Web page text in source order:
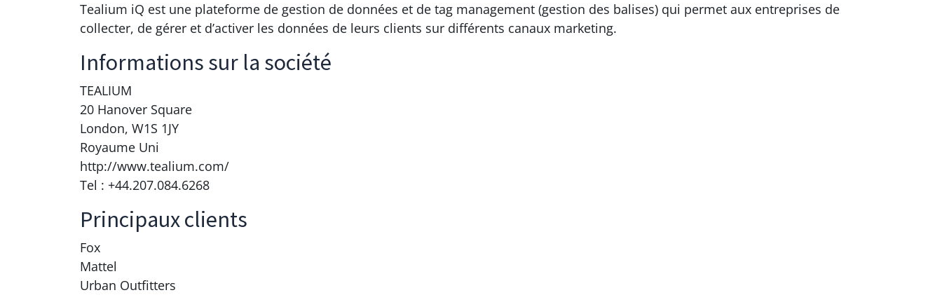
Tealium iQ est une plateforme de gestion de données et de tag management (gestion des balises) qui permet aux entreprises de
collecter, de gérer et d’activer les données de leurs clients sur différents canaux marketing.
Informations sur la société
TEALIUM
20 Hanover Square
London, W1S 1JY
Royaume Uni
http://www.tealium.com/
Tel : +44.207.084.6268
Principaux clients
Fox
Mattel
Urban Outfitters